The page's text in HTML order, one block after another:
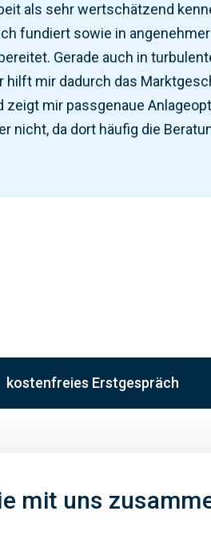
als sehr wertschätzend
fundiert sowie in
Gerade auch in
hilft mir dadurch das
zeigt mir passgenaue
nicht, da dort häufig die
kostenfreies Erstgespräch
mit uns